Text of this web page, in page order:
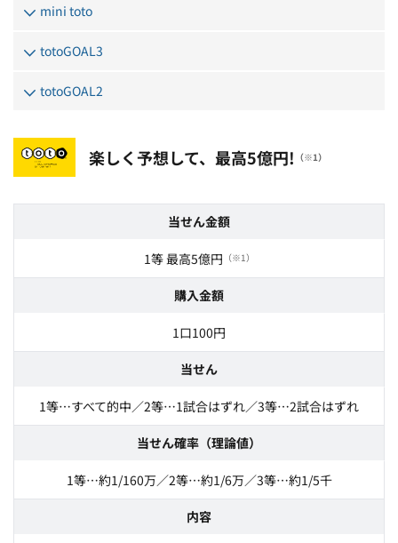
mini toto
totoGOAL3
totoGOAL2
楽しく予想して、最高5億円! （※1）
当せん金額
1等 最高5億円 （※1）
購入金額
1口100円
当せん
1等…すべて的中／2等…1試合はずれ／3等…2試合はずれ
当せん確率（理論値）
1等…約1/160万／2等…約1/6万／3等…約1/5千
内容